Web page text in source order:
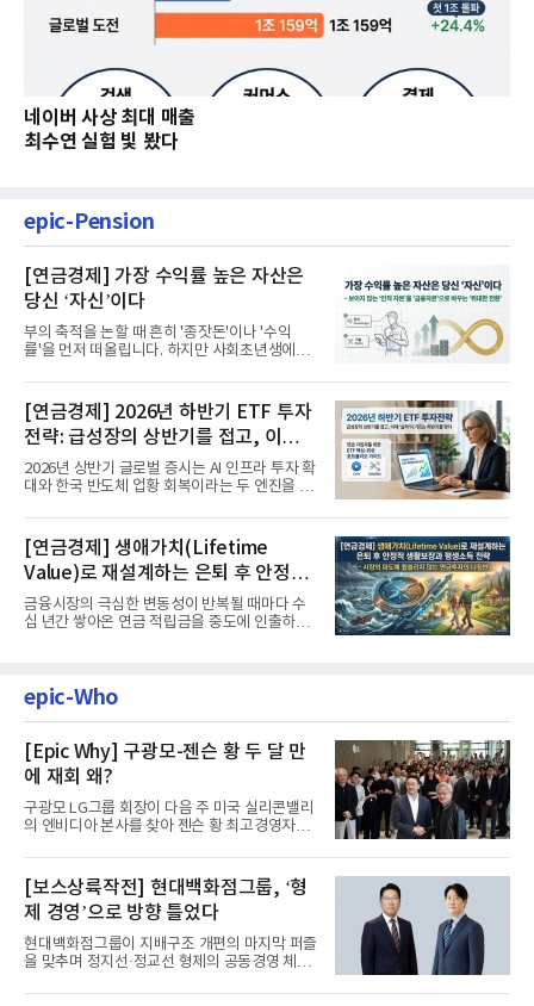
네이버 사상 최대 매출
최수연 실험 빛 봤다
epic-Pension
[연금경제] 가장 수익률 높은 자산은
당신 ‘자신’이다
부의 축적을 논할 때 흔히 '종잣돈'이나 '수익
률'을 먼저 떠올립니다. 하지만 사회초년생에게
[연금경제] 2026년 하반기 ETF 투자
전략: 급성장의 상반기를 접고, 이제
'실적'이 가르는 하반기를 맞다
2026년 상반기 글로벌 증시는 AI 인프라 투자 확
대와 한국 반도체 업황 회복이라는 두 엔진을 달
[연금경제] 생애가치(Lifetime
Value)로 재설계하는 은퇴 후 안정적
생활보장과 평생소득 전략
금융시장의 극심한 변동성이 반복될 때마다 수
십 년간 쌓아온 연금 적립금을 중도에 인출하거
epic-Who
[Epic Why] 구광모-젠슨 황 두 달 만
에 재회 왜?
구광모 LG그룹 회장이 다음 주 미국 실리콘밸리
의 엔비디아 본사를 찾아 젠슨 황 최고경영자
[보스상륙작전] 현대백화점그룹, ‘형
제 경영’으로 방향 틀었다
현대백화점그룹이 지배구조 개편의 마지막 퍼즐
을 맞추며 정지선·정교선 형제의 공동경영 체제